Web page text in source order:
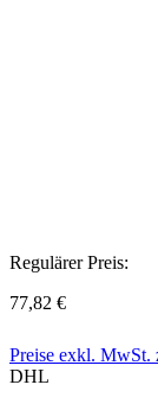
Regulärer Preis:
77,82 €
Preise exkl. MwSt.
DHL